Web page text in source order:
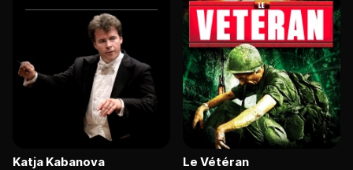
Katja Kabanova Le Vétéran